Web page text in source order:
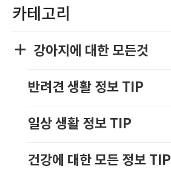
카테고리
강아지에 대한 모든것
반려견 생활 정보 TIP
일상 생활 정보 TIP
건강에 대한 모든 정보 TIP